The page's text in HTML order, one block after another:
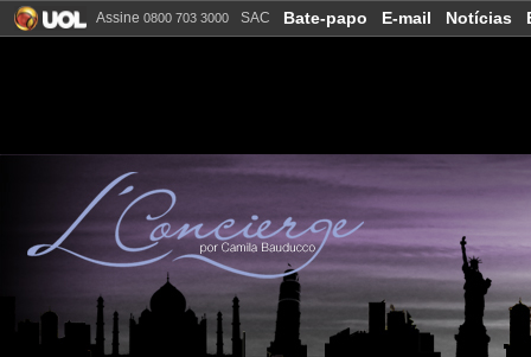
Assine 0800 703 3000 SAC Bate-papo E-mail Notícias